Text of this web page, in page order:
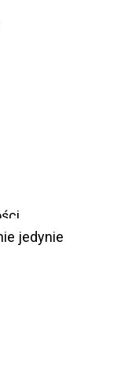
jedynie